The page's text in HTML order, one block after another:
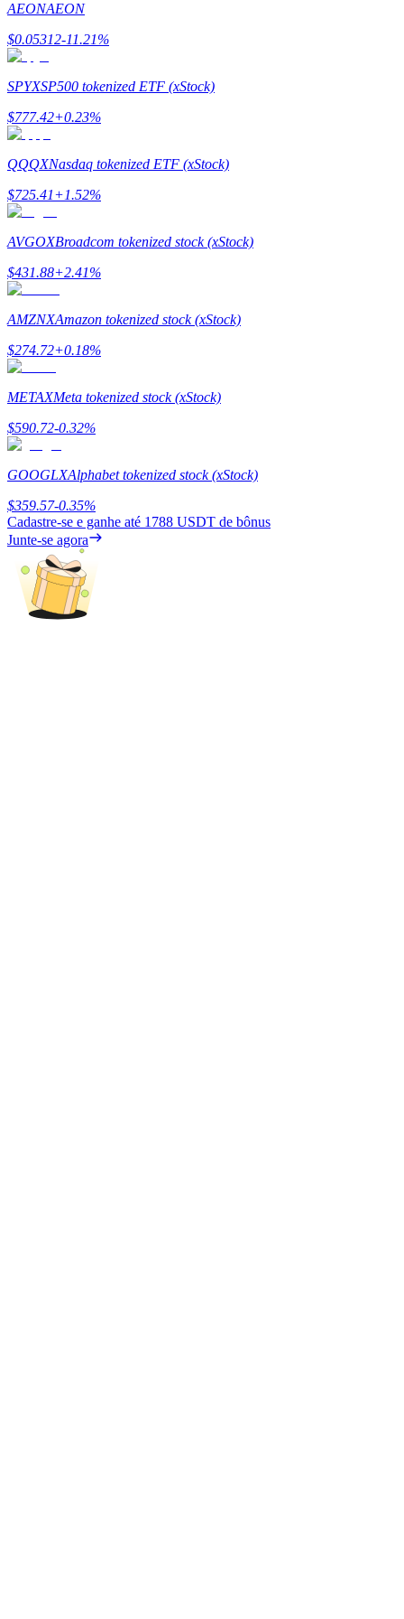
Guia
Ganhar
AEONAEON
$0.05312-11.21%
SPYXSP500 tokenized ETF (xStock)
$777.42+0.23%
QQQXNasdaq tokenized ETF (xStock)
$725.41+1.52%
AVGOXBroadcom tokenized stock (xStock)
$431.88+2.41%
AMZNXAmazon tokenized stock (xStock)
$274.72+0.18%
METAXMeta tokenized stock (xStock)
$590.72-0.32%
GOOGLXAlphabet tokenized stock (xStock)
$359.57-0.35%
Cadastre-se e ganhe até 1788 USDT de bônus
Junte-se agora